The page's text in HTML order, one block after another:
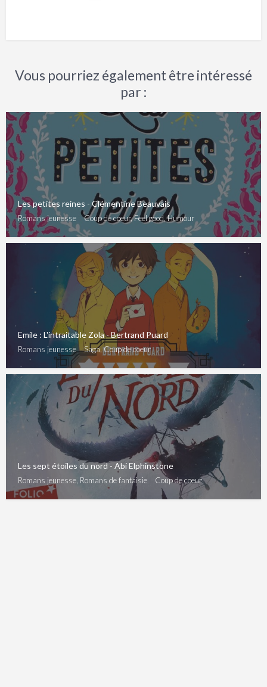
Vous pourriez également être intéressé
par :
Les petites reines - Clémentine Beauvais
Romans jeunesse Coup de coeur, Feel good, Humour
Emile : L'intraitable Zola - Bertrand Puard
Romans jeunesse Saga, Coup de coeur
Les sept étoiles du nord - Abi Elphinstone
Romans jeunesse, Romans de fantaisie Coup de coeur